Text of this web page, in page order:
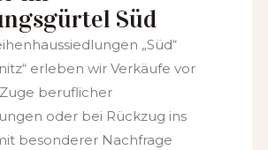
Süd
„Süd“
erleben wir Verkäufe vor
beruflicher
oder bei Rückzug ins
besonderer Nachfrage